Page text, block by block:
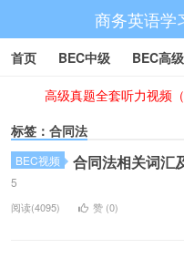
商务英语学
首页 BEC中级 BEC高级
BEC阅读 BEC词汇
高级真题全套听力视频
标签：合同法
BEC视频 合同法相关词汇
5
阅读(4095) 赞 (0)